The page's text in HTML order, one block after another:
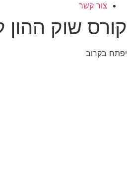
צור קשר
קורס שוק ההון
יפתח בקרוב